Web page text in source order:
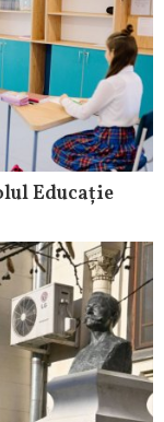
Educație